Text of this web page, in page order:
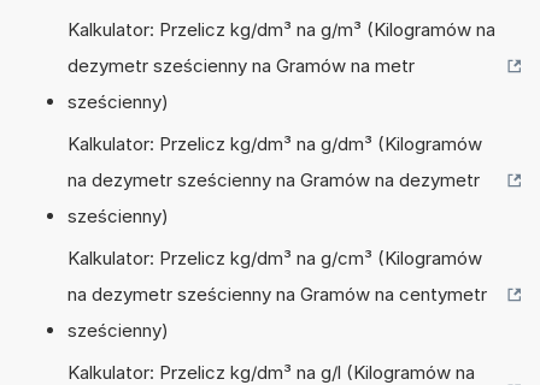
Kalkulator: Przelicz kg/dm³ na g/m³ (Kilogramów na
dezymetr sześcienny na Gramów na metr
sześcienny)
Kalkulator: Przelicz kg/dm³ na g/dm³ (Kilogramów
na dezymetr sześcienny na Gramów na dezymetr
sześcienny)
Kalkulator: Przelicz kg/dm³ na g/cm³ (Kilogramów
na dezymetr sześcienny na Gramów na centymetr
sześcienny)
Kalkulator: Przelicz kg/dm³ na g/l (Kilogramów na